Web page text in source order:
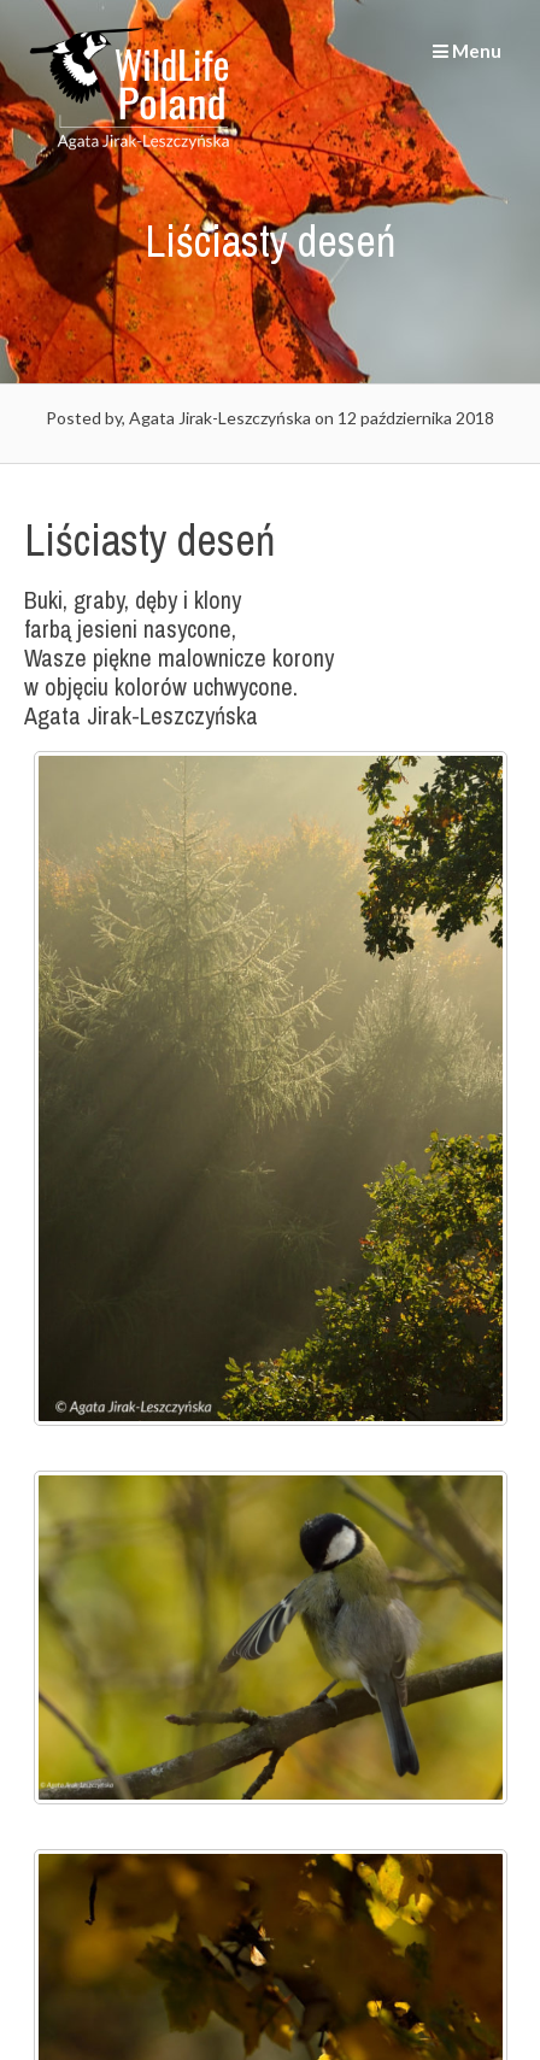
content
Menu
Liściasty deseń
Posted by, Agata Jirak-Leszczyńska on 12 października 2018
Liściasty deseń
Buki, graby, dęby i klony
farbą jesieni nasycone,
Wasze piękne malownicze korony
w objęciu kolorów uchwycone.
Agata Jirak-Leszczyńska